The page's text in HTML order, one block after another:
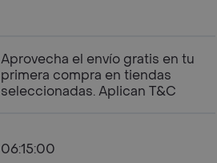
Aprovecha el envío gratis en tu
primera compra en tiendas
seleccionadas. Aplican T&C
06:15:00